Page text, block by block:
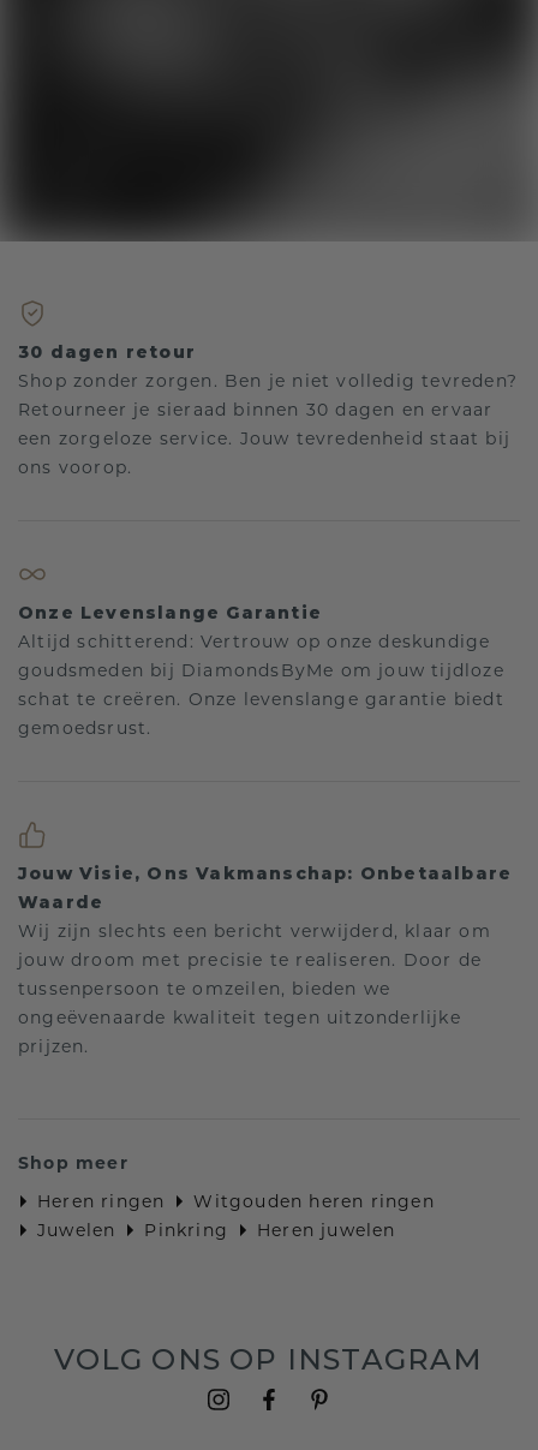
30 dagen retour
Shop zonder zorgen. Ben je niet volledig tevreden?
Retourneer je sieraad binnen 30 dagen en ervaar
een zorgeloze service. Jouw tevredenheid staat bij
ons voorop.
Onze Levenslange Garantie
Altijd schitterend: Vertrouw op onze deskundige
goudsmeden bij DiamondsByMe om jouw tijdloze
schat te creëren. Onze levenslange garantie biedt
gemoedsrust.
Jouw Visie, Ons Vakmanschap: Onbetaalbare
Waarde
Wij zijn slechts een bericht verwijderd, klaar om
jouw droom met precisie te realiseren. Door de
tussenpersoon te omzeilen, bieden we
ongeëvenaarde kwaliteit tegen uitzonderlijke
prijzen.
Shop meer
Heren ringen
Witgouden heren ringen
Juwelen
Pinkring Heren juwelen
VOLG ONS OP INSTAGRAM